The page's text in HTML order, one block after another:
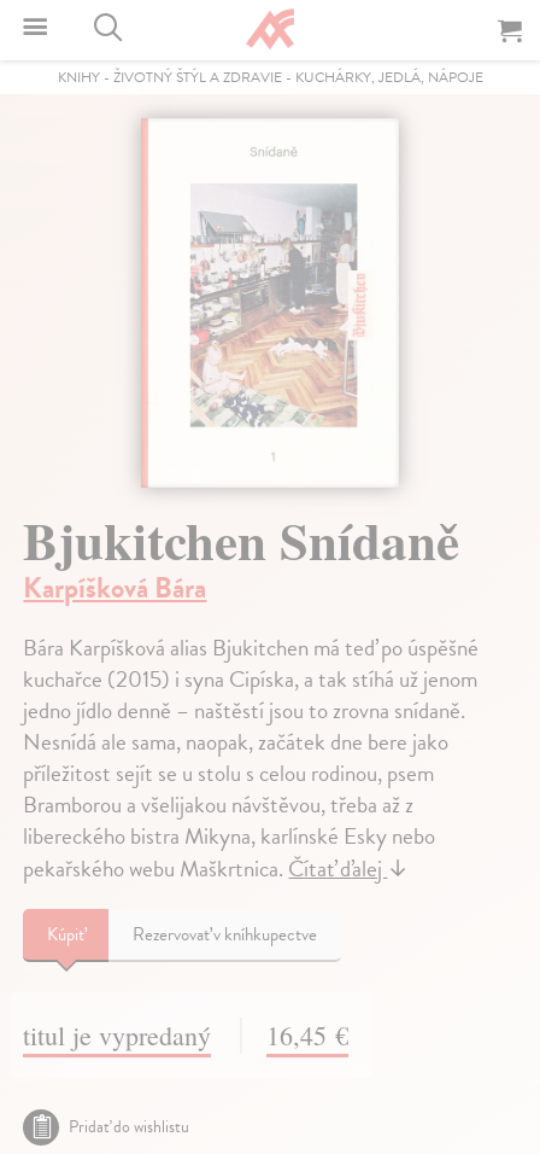
KNIHY- ŽIVOTNÝ ŠTÝL A ZDRAVIE- KUCHÁRKY, JEDLÁ, NÁPOJE
Bjukitchen Snídaně
Karpíšková Bára
Bára Karpíšková alias Bjukitchen má teď po úspěšné
kuchařce (2015) i syna Cipíska, a tak stíhá už jenom
jedno jídlo denně – naštěstí jsou to zrovna snídaně.
Nesnídá ale sama, naopak, začátek dne bere jako
příležitost sejít se u stolu s celou rodinou, psem
Bramborou a všelijakou návštěvou, třeba až z
libereckého bistra Mikyna, karlínské Esky nebo
pekařského webu Maškrtnica.Čítať ďalej↓
Kúpiť Rezervovať v kníhkupectve
titul je vypredaný 16,45 €
Pridať do wishlistu